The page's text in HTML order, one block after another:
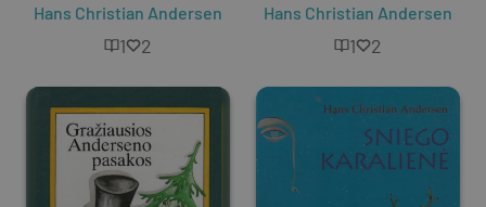
Hans Christian Andersen
1 2
3 dalis
Hans Christian Andersen
1 2